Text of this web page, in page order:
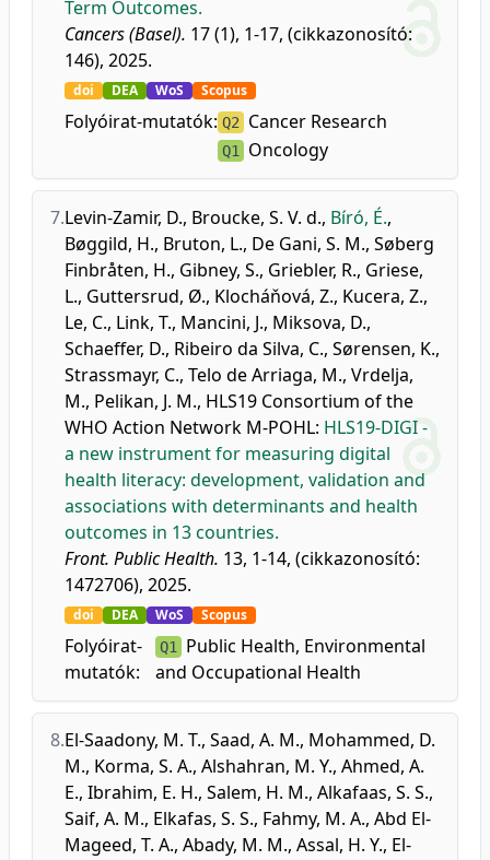
Term Outcomes.
Cancers (Basel). 17 (1), 1-17, (cikkazonosító:
146), 2025.
doi DEA WoS Scopus
Folyóirat-mutatók: Q2 Cancer Research
Q1 Oncology
7.Levin-Zamir, D., Broucke, S. V. d., Bíró, É.,
Bøggild, H., Bruton, L., De Gani, S. M., Søberg
Finbråten, H., Gibney, S., Griebler, R., Griese,
L., Guttersrud, Ø., Klocháňová, Z., Kucera, Z.,
Le, C., Link, T., Mancini, J., Miksova, D.,
Schaeffer, D., Ribeiro da Silva, C., Sørensen, K.,
Strassmayr, C., Telo de Arriaga, M., Vrdelja,
M., Pelikan, J. M., HLS19 Consortium of the
WHO Action Network M-POHL: HLS19-DIGI -
a new instrument for measuring digital
health literacy: development, validation and
associations with determinants and health
outcomes in 13 countries.
Front. Public Health. 13, 1-14, (cikkazonosító:
1472706), 2025.
doi DEA WoS Scopus
Folyóirat-
mutatók:
Q1 Public Health, Environmental
and Occupational Health
8.El-Saadony, M. T., Saad, A. M., Mohammed, D.
M., Korma, S. A., Alshahran, M. Y., Ahmed, A.
E., Ibrahim, E. H., Salem, H. M., Alkafaas, S. S.,
Saif, A. M., Elkafas, S. S., Fahmy, M. A., Abd El-
Mageed, T. A., Abady, M. M., Assal, H. Y., El-